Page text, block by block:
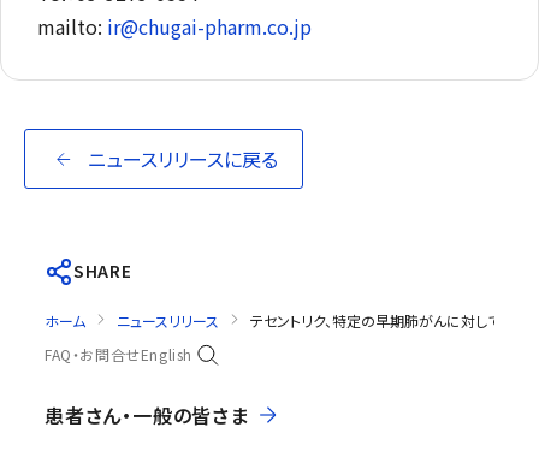
mailto: ir@chugai-pharm.co.jp
ニュースリリースに戻る
SHARE
ホーム ニュースリリース
テセントリク、特定の早期肺がんに対して無
FAQ・お問合せEnglish
患者さん・一般の皆さま